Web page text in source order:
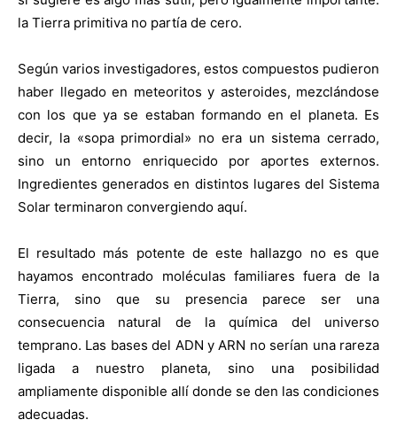
la Tierra primitiva no partía de cero.
Según varios investigadores, estos compuestos pudieron
haber llegado en meteoritos y asteroides, mezclándose
con los que ya se estaban formando en el planeta. Es
decir, la «sopa primordial» no era un sistema cerrado,
sino un entorno enriquecido por aportes externos.
Ingredientes generados en distintos lugares del Sistema
Solar terminaron convergiendo aquí.
El resultado más potente de este hallazgo no es que
hayamos encontrado moléculas familiares fuera de la
Tierra, sino que su presencia parece ser una
consecuencia natural de la química del universo
temprano. Las bases del ADN y ARN no serían una rareza
ligada a nuestro planeta, sino una posibilidad
ampliamente disponible allí donde se den las condiciones
adecuadas.